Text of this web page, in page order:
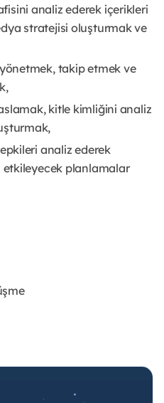
analiz ederek içerikleri
stratejisi oluşturmak ve
takip etmek ve
kitle kimliğini analiz
analiz ederek
etkileyecek planlamalar